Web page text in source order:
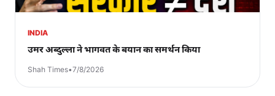
INDIA
उमर अब्दुल्ला ने भागवत के बयान का समर्थन किया
Shah Times•7/8/2026